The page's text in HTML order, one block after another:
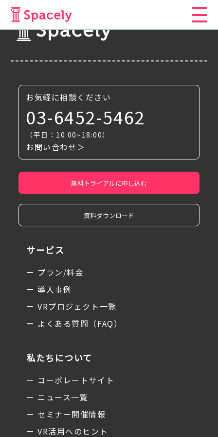
お気軽に相談ください
03-6452-5462
（平日：10:00~18:00）
お問い合わせ＞
無料トライアルに申し込む
資料ダウンロード
サービス
ー プラン/料金
ー 導入事例
ー VRプロジェクト一覧
ー よくある質問（FAQ）
私たちについて
ー コーポレートサイト
ー ニュース一覧
ー セミナー開催情報
ー VR活用へのヒント